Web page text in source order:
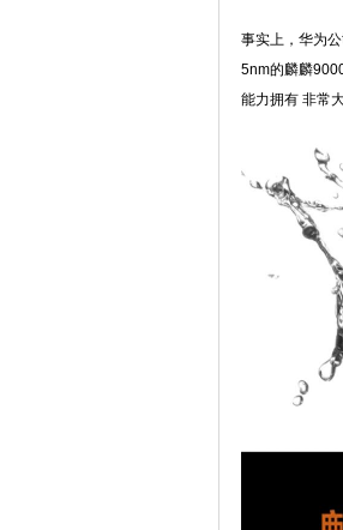
事实上，华为
5nm的麟麟
能力拥有 非常